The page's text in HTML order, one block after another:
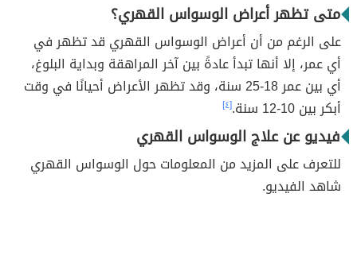
متى تظهر أعراض الوسواس القهري؟
على الرغم من أن أعراض الوسواس القهري قد تظهر في
أي عمر، إلا أنها تبدأ عادةً بين آخر المراهقة وبداية البلوغ،
أي بين عمر 18-25 سنة، وقد تظهر الأعراض أحيانًا في وقت
أبكر بين 10-12 سنة.
[٤]
فيديو عن علاج الوسواس القهري
للتعرف على المزيد من المعلومات حول الوسواس القهري
شاهد الفيديو.